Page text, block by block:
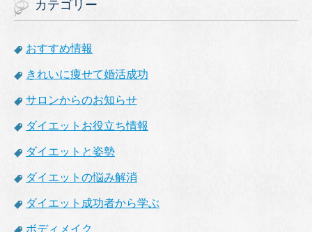
カテゴリー
おすすめ情報
きれいに痩せて婚活成功
サロンからのお知らせ
ダイエットお役立ち情報
ダイエットと姿勢
ダイエットの悩み解消
ダイエット成功者から学ぶ
ボディメイク